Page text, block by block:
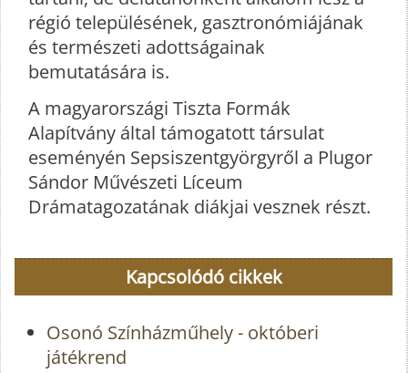
régió településének, gasztronómiájának
és természeti adottságainak
bemutatására is.
A magyarországi Tiszta Formák
Alapítvány által támogatott társulat
eseményén Sepsiszentgyörgyről a Plugor
Sándor Művészeti Líceum
Drámatagozatának diákjai vesznek részt.
Kapcsolódó cikkek
Osonó Színházműhely - októberi
játékrend